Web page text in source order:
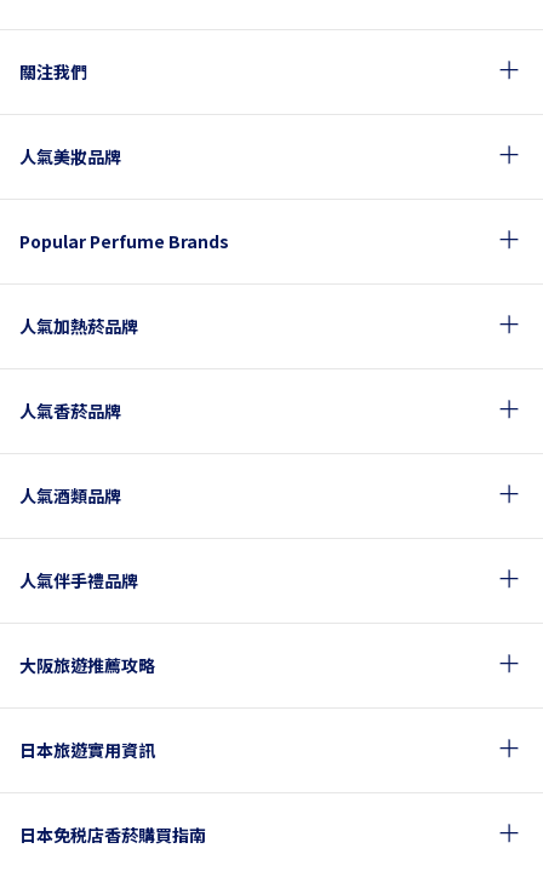
關注我們
人氣美妝品牌
Popular Perfume Brands
人氣加熱菸品牌
人氣香菸品牌
人氣酒類品牌
人氣伴手禮品牌
大阪旅遊推薦攻略
日本旅遊實用資訊
日本免税店香菸購買指南